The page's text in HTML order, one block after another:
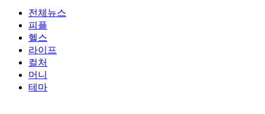
전체뉴스
피플
헬스
라이프
컬처
머니
테마